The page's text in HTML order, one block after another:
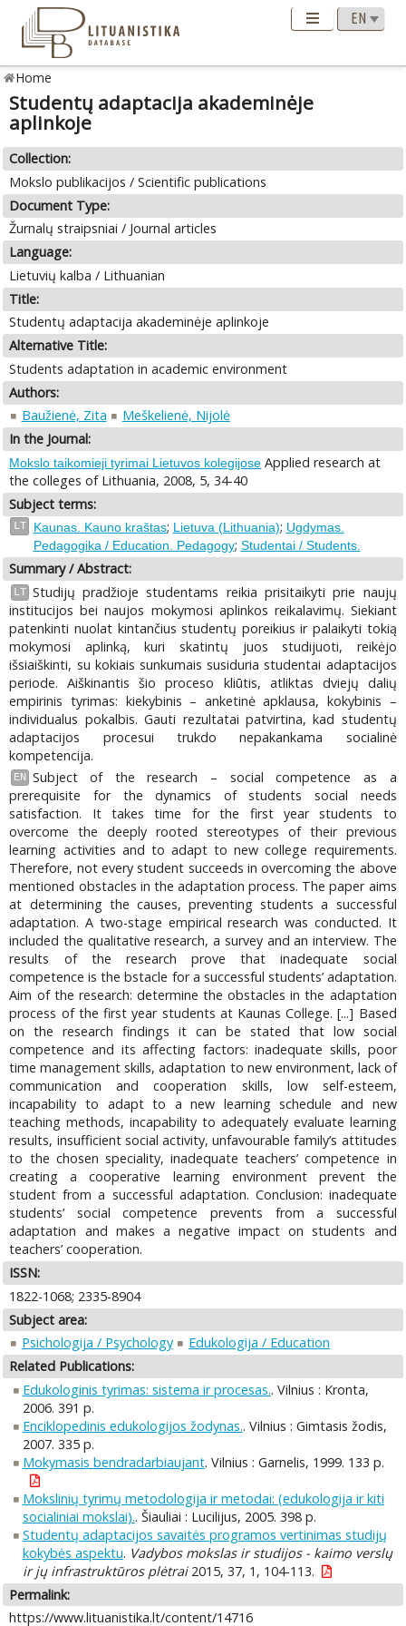
Home
Studentų adaptacija akademinėje
aplinkoje
Collection:
Mokslo publikacijos / Scientific publications
Document Type:
Žurnalų straipsniai / Journal articles
Language:
Lietuvių kalba / Lithuanian
Title:
Studentų adaptacija akademinėje aplinkoje
Alternative Title:
Students adaptation in academic environment
Authors:
Baužienė, Zita
Meškelienė, Nijolė
In the Journal:
Mokslo taikomieji tyrimai Lietuvos kolegijose Applied research at
the colleges of Lithuania, 2008, 5, 34-40
Subject terms:
LT Kaunas. Kauno kraštas; Lietuva (Lithuania); Ugdymas.
Pedagogika / Education. Pedagogy; Studentai / Students.
Summary / Abstract:
LT Studijų pradžioje studentams reikia prisitaikyti prie naujų
institucijos bei naujos mokymosi aplinkos reikalavimų. Siekiant
patenkinti nuolat kintančius studentų poreikius ir palaikyti tokią
mokymosi aplinką, kuri skatintų juos studijuoti, reikėjo
išsiaiškinti, su kokiais sunkumais susiduria studentai adaptacijos
periode. Aiškinantis šio proceso kliūtis, atliktas dviejų dalių
empirinis tyrimas: kiekybinis – anketinė apklausa, kokybinis –
individualus pokalbis. Gauti rezultatai patvirtina, kad studentų
adaptacijos procesui trukdo nepakankama socialinė
kompetencija.
EN
Subject of the research – social competence as a
prerequisite for the dynamics of students social needs
satisfaction. It takes time for the first year students to
overcome the deeply rooted stereotypes of their previous
learning activities and to adapt to new college requirements.
Therefore, not every student succeeds in overcoming the above
mentioned obstacles in the adaptation process. The paper aims
at determining the causes, preventing students a successful
adaptation. A two-stage empirical research was conducted. It
included the qualitative research, a survey and an interview. The
results of the research prove that inadequate social
competence is the bstacle for a successful students’ adaptation.
Aim of the research: determine the obstacles in the adaptation
process of the first year students at Kaunas College. [...] Based
on the research findings it can be stated that low social
competence and its affecting factors: inadequate skills, poor
time management skills, adaptation to new environment, lack of
communication and cooperation skills, low self-esteem,
incapability to adapt to a new learning schedule and new
teaching methods, incapability to adequately evaluate learning
results, insufficient social activity, unfavourable family’s attitudes
to the chosen speciality, inadequate teachers’ competence in
creating a cooperative learning environment prevent the
student from a successful adaptation. Conclusion: inadequate
students’ social competence prevents from a successful
adaptation and makes a negative impact on students and
teachers’ cooperation.
ISSN:
1822-1068; 2335-8904
Subject area:
Psichologija / Psychology
Edukologija / Education
Related Publications:
Edukologinis tyrimas: sistema ir procesas.. Vilnius : Kronta,
2006. 391 p.
Enciklopedinis edukologijos žodynas.. Vilnius : Gimtasis žodis,
2007. 335 p.
Mokymasis bendradarbiaujant. Vilnius : Garnelis, 1999. 133 p.
Mokslinių tyrimų metodologija ir metodai: (edukologija ir kiti
socialiniai mokslai).. Šiauliai : Lucilijus, 2005. 398 p.
Studentų adaptacijos savaitės programos vertinimas studijų
kokybės aspektu. Vadybos mokslas ir studijos - kaimo verslų
ir jų infrastruktūros plėtrai2015, 37, 1, 104-113.
Permalink:
https://www.lituanistika.lt/content/14716